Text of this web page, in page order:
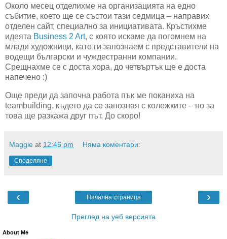
Около месец отделихме на организацията на едно
събитие, което ще се състои тази седмица – направих
отделен сайт, специално за инициативата. Кръстихме
идеята Business 2 Art, с която искаме да погомнем на
млади художници, като ги запознаем с представители на
водещи български и чуждестранни компании.
Срещнахме се с доста хора, до четвъртък ще е доста
напечено :)
Още преди да започна работа пък ме поканиха на
teambuilding, където да се запозная с колежките – но за
това ще разкажа друг път. До скоро!
Maggie at 12:46 pm Няма коментари:
Споделяне
‹ ›
Начална страница
Преглед на уеб версията
About Me